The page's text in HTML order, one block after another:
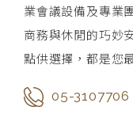
業會議設備及專業
商務與休閒的巧妙
點供選擇，都是您
05-3107706